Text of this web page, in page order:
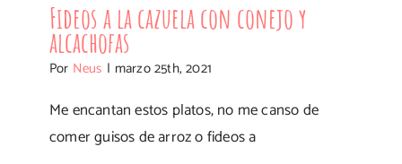
Fideos a la cazuela con conejo y
alcachofas
Por Neus | marzo 25th, 2021
Me encantan estos platos, no me canso de
comer guisos de arroz o fideos a